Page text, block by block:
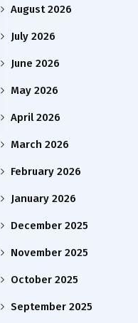
August 2026
July 2026
June 2026
May 2026
April 2026
March 2026
February 2026
January 2026
December 2025
November 2025
October 2025
September 2025